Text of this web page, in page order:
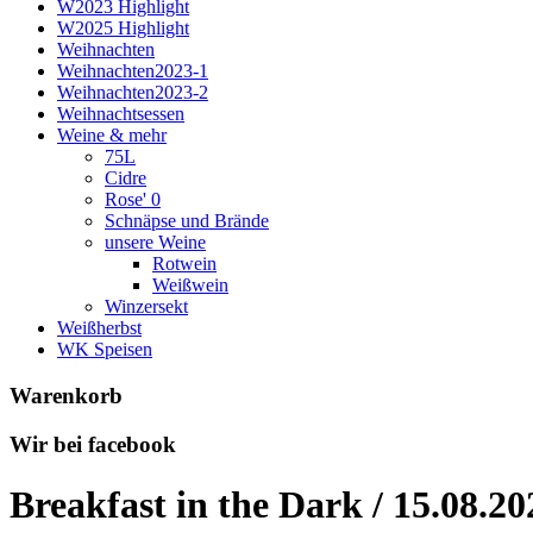
W2023 Highlight
W2025 Highlight
Weihnachten
Weihnachten2023-1
Weihnachten2023-2
Weihnachtsessen
Weine & mehr
75L
Cidre
Rose' 0
Schnäpse und Brände
unsere Weine
Rotwein
Weißwein
Winzersekt
Weißherbst
WK Speisen
Warenkorb
Wir bei facebook
Breakfast in the Dark /